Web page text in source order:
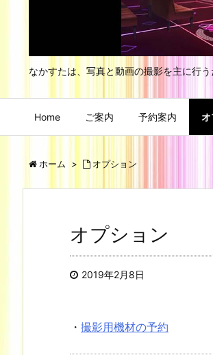
なかすたは、写真と動画の撮影を主に行う
Home ご案内 予約案内 オ
ホーム > オプション
オプション
2019年2月8日
・ 撮影用機材の予約